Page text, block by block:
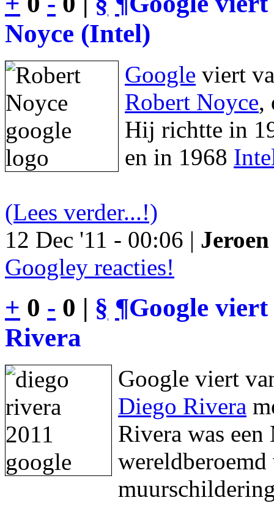
Noyce (Intel)
Google viert
Robert Noyce,
Hij richtte in
en in 1968
(Lees verder...!)
12 Dec '11 - 00:06 |
Googley reacties!
+ 0 - 0 | § ¶Google
Rivera
Google viert
Diego Rivera
Rivera was een